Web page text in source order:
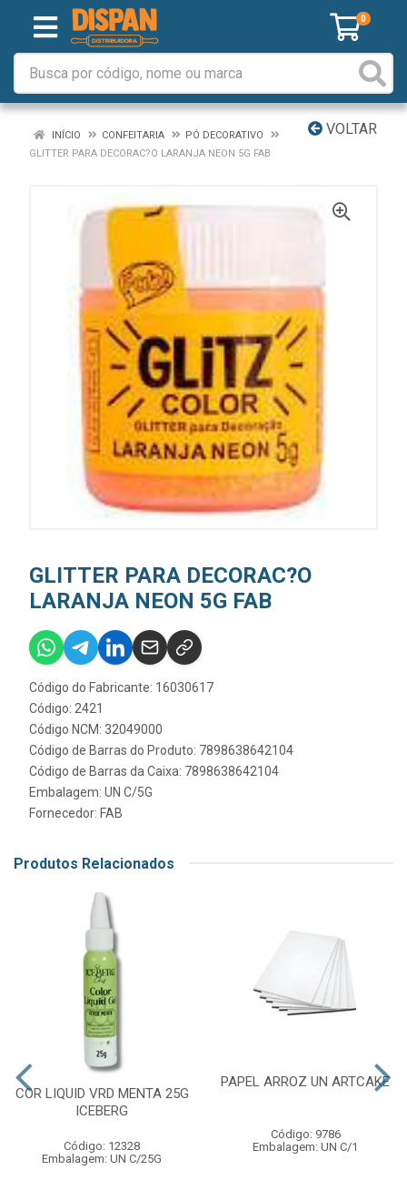
0
VOLTAR
INÍCIO CONFEITARIA
PÓ DECORATIVO
GLITTER PARA DECORAC?O LARANJA NEON 5G FAB
GLITTER PARA DECORAC?O
LARANJA NEON 5G FAB
Código do Fabricante: 16030617
Código: 2421
Código NCM: 32049000
Código de Barras do Produto: 7898638642104
Código de Barras da Caixa: 7898638642104
Embalagem: UN C/5G
Fornecedor: FAB
Produtos Relacionados
COR LIQUID VRD MENTA 25G
ICEBERG
Código: 12328
Embalagem: UN C/25G
PAPEL ARROZ UN ARTCAKE
Código: 9786
Embalagem: UN C/1